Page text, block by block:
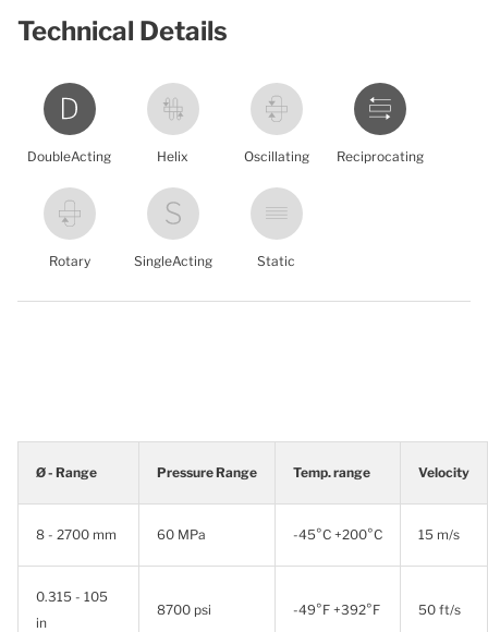
Technical Details
DoubleActing Helix Oscillating Reciprocating
Rotary SingleActing Static
Ø - Range Pressure Range Temp. range Velocity
8 - 2700 mm 60 MPa -45°C +200°C 15 m/s
0.315 - 105
in
8700 psi -49°F +392°F 50 ft/s